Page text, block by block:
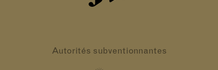
Autorités subventionnantes